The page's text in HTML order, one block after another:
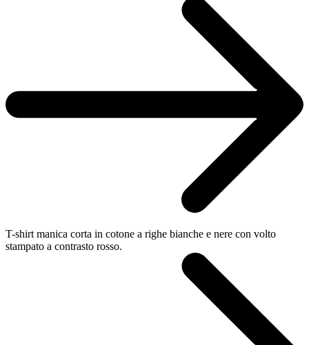
T-shirt manica corta in cotone a righe bianche e nere con volto
stampato a contrasto rosso.